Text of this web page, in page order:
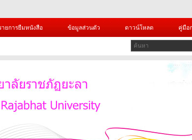
ายการยืมหนังสือ ข้อมูลส่วนตัว ดาวน์โหลด คู่มือ